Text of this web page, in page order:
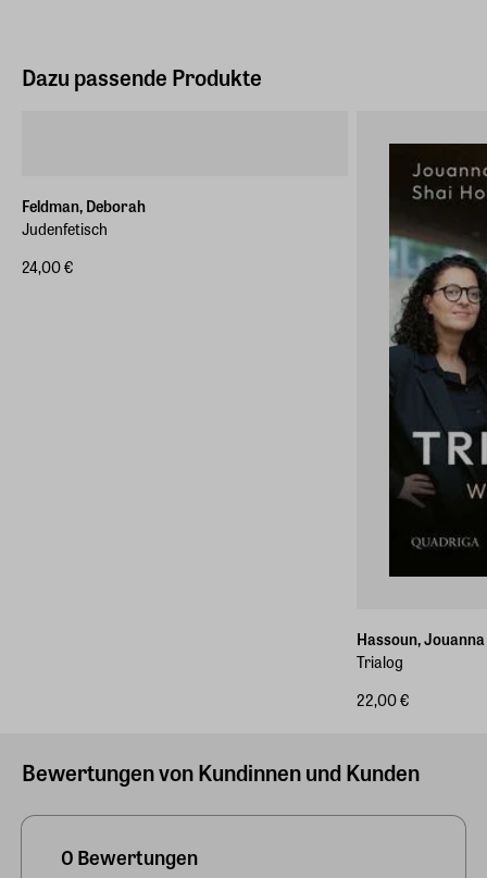
Dazu passende Produkte
Feldman, Deborah
Judenfetisch
24,00 €
Hassoun, Jouanna
Trialog
22,00 €
Bewertungen von Kundinnen und Kunden
0 Bewertungen